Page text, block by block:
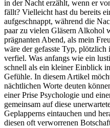
in der Nacht erzählt, wenn er‌
‍fällt? Vielleicht hast du bereits
⁢aufgeschnappt, während die
paar zu vielen Gläsern Alkohol
prägnanten⁤ Abend,​ als mein⁣
wäre der ​gefasste ⁤Typ, plötzlich
verfiel. ‍Was anfangs‍ wie ein
schnell‍ als ein kleiner Einblick
Gefühle. In ‍diesem⁢ Artikel
nächtlichen ⁣Worte deuten
einer Prise Psychologie und
gemeinsam​ auf diese
⁤Geplapperns eintauchen und
diesen oft ⁣verworrenen